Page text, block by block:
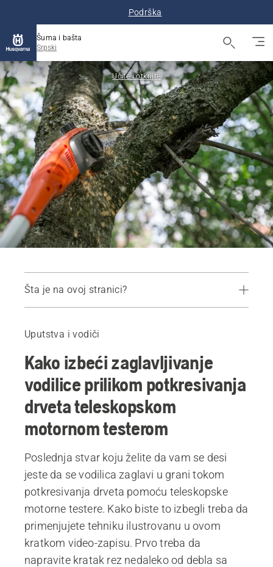
Podrška
Šuma i bašta
Srpski
Učite i otkrijte
Šta je na ovoj stranici?
Uputstva i vodiči
Kako izbeći zaglavljivanje
vodilice prilikom potkresivanja
drveta teleskopskom
motornom testerom
Poslednja stvar koju želite da vam se desi
jeste da se vodilica zaglavi u grani tokom
potkresivanja drveta pomoću teleskopske
motorne testere. Kako biste to izbegli treba da
primenjujete tehniku ilustrovanu u ovom
kratkom video-zapisu. Prvo treba da
napravite kratak rez nedaleko od debla sa